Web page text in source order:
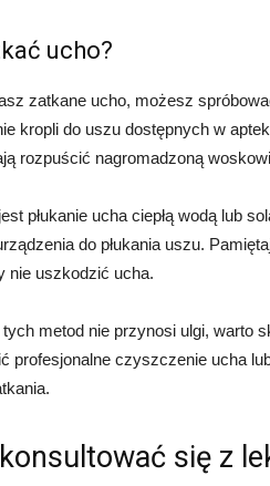
ucho?
zatkane ucho, możesz
kropli do uszu dostępnych w
rozpuścić nagromadzoną
płukanie ucha ciepłą wodą lub
do płukania uszu.
nie uszkodzić ucha.
metod nie przynosi ulgi, warto
profesjonalne czyszczenie ucha
się z